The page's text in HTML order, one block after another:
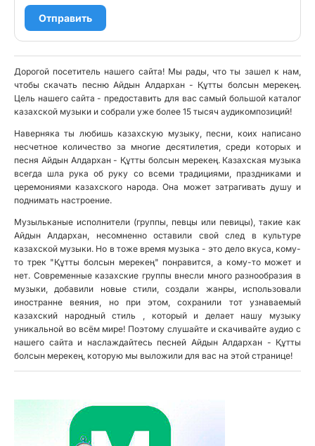
Отправить
Дорогой посетитель нашего сайта! Мы рады, что ты зашел к нам,
чтобы скачать песню Айдын Алдархан - Құтты болсын мерекең.
Цель нашего сайта - предоставить для вас самый большой каталог
казахской музыки и собрали уже более 15 тысяч аудикомпозиций!
Наверняка ты любишь казахскую музыку, песни, коих написано
несчетное количество за многие десятилетия, среди которых и
песня Айдын Алдархан - Құтты болсын мерекең. Казахская музыка
всегда шла рука об руку со всеми традициями, праздниками и
церемониями казахского народа. Она может затрагивать душу и
поднимать настроение.
Музыльканые исполнители (группы, певцы или певицы), такие как
Айдын Алдархан, несомненно оставили свой след в культуре
казахской музыки. Но в тоже время музыка - это дело вкуса, кому-
то трек "Құтты болсын мерекең" понравится, а кому-то может и
нет. Современные казахские группы внесли много разнообразия в
музыки, добавили новые стили, создали жанры, использовали
иностранне веяния, но при этом, сохранили тот узнаваемый
казахский народный стиль , который и делает нашу музыку
уникальной во всём мире! Поэтому слушайте и скачивайте аудио с
нашего сайта и наслаждайтесь песней Айдын Алдархан - Құтты
болсын мерекең, которую мы выложили для вас на этой странице!